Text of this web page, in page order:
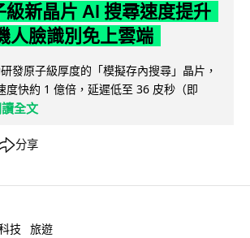
級新晶片 AI 搜尋速度提升
人臉識別免上雲端
發原子級厚度的「模擬存內搜尋」晶片，
度快約 1 億倍，延遲低至 36 皮秒（即
讀全文
分享
技 旅遊